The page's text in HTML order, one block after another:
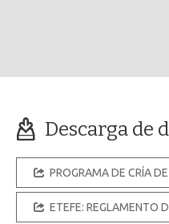
Descarga de
PROGRAMA DE CRÍA
ETEFE: REGLAMENTO